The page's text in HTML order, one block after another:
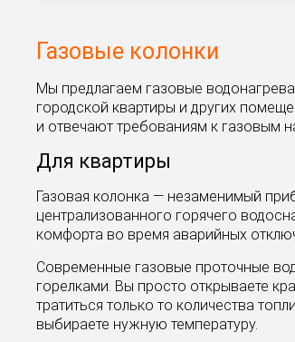
Газовые колонки
Мы предлагаем газовые
городской квартиры и других
и отвечают требованиям к газовым
Для квартиры
Газовая колонка — незаменимый
централизованного горячего
комфорта во время аварийных
Современные газовые проточные
горелками. Вы просто открываете
тратиться только то количества
выбираете нужную температуру.